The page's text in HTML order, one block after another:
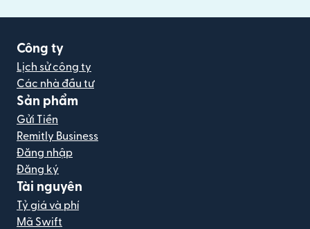
Công ty
Lịch sử công ty
Các nhà đầu tư
Sản phẩm
Gửi Tiền
Remitly Business
Đăng nhập
Đăng ký
Tài nguyên
Tỷ giá và phí
Mã Swift